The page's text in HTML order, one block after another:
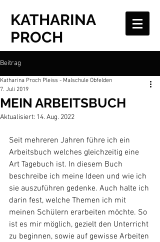
KATHARINA
PROCH
Beitrag
MEIN ARBEITSBUCH
Katharina Proch Pleiss - Malschule Obfelden
7. Juli 2019
Aktualisiert: 14. Aug. 2022
Seit mehreren Jahren führe ich ein
Arbeitsbuch welches gleichzeitig eine
Art Tagebuch ist. In diesem Buch
beschreibe ich meine Ideen und wie ich
sie auszuführen gedenke. Auch halte ich
darin fest, welche Themen ich mit
meinen Schülern erarbeiten möchte. So
ist es mir möglich, gezielt den Unterricht
zu beginnen, sowie auf gewisse Arbeiten